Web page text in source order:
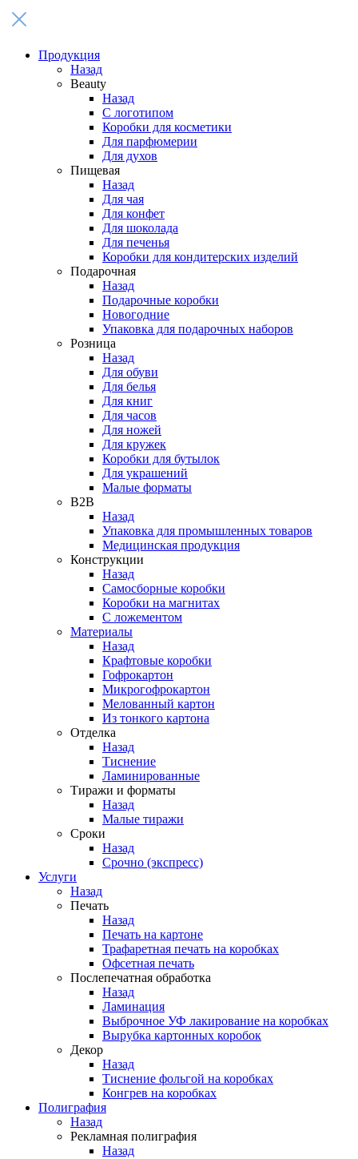
Продукция
Назад
Beauty
Назад
С логотипом
Коробки для косметики
Для парфюмерии
Для духов
Пищевая
Назад
Для чая
Для конфет
Для шоколада
Для печенья
Коробки для кондитерских изделий
Подарочная
Назад
Подарочные коробки
Новогодние
Упаковка для подарочных наборов
Розница
Назад
Для обуви
Для белья
Для книг
Для часов
Для ножей
Для кружек
Коробки для бутылок
Для украшений
Малые форматы
B2B
Назад
Упаковка для промышленных товаров
Медицинская продукция
Конструкции
Назад
Самосборные коробки
Коробки на магнитах
С ложементом
Материалы
Назад
Крафтовые коробки
Гофрокартон
Микрогофрокартон
Мелованный картон
Из тонкого картона
Отделка
Назад
Тиснение
Ламинированные
Тиражи и форматы
Назад
Малые тиражи
Сроки
Назад
Срочно (экспресс)
Услуги
Назад
Печать
Назад
Печать на картоне
Трафаретная печать на коробках
Офсетная печать
Послепечатная обработка
Назад
Ламинация
Выброчное УФ лакирование на коробках
Вырубка картонных коробок
Декор
Назад
Тиснение фольгой на коробках
Конгрев на коробках
Полиграфия
Назад
Рекламная полиграфия
Назад